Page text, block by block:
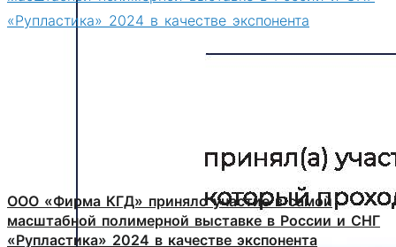
ООО «Фирма КГД» приняло участие в самой
масштабной полимерной выставке в России и СНГ
«Рупластика» 2024 в качестве экспонента